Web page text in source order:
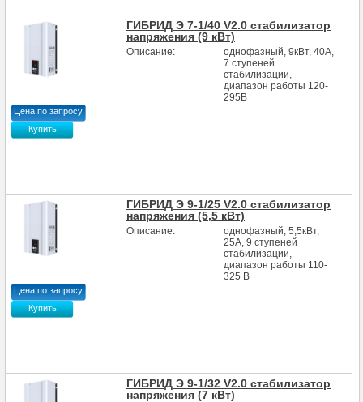
ГИБРИД Э 7-1/40 V2.0 стабилизатор
напряжения (9 кВт)
Описание:
однофазный, 9кВт, 40А,
7 ступеней
стабилизации,
диапазон работы 120-
295В
Цена по запросу
Купить
ГИБРИД Э 9-1/25 V2.0 стабилизатор
напряжения (5,5 кВт)
Описание:
однофазный, 5,5кВт,
25А, 9 ступеней
стабилизации,
диапазон работы 110-
325 В
Цена по запросу
Купить
ГИБРИД Э 9-1/32 V2.0 стабилизатор
напряжения (7 кВт)